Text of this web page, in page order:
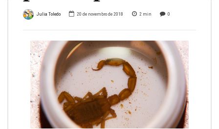
Julia Toledo 20 de novembro de 2018 2 min 0